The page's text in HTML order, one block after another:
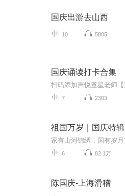
国庆出游去山西
10 5805
国庆诵读打卡合集
7 2303
祖国万岁｜国庆特辑
6 82.1万
陈国庆-上海滑稽